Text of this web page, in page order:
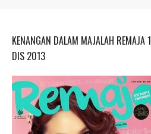
KENANGAN DALAM MAJALAH REMAJA 1
DIS 2013